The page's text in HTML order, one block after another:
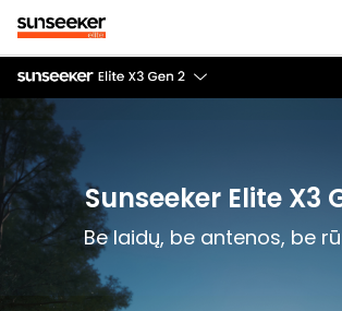
Sunseeker Elite X3
Be laidų, be antenos, be